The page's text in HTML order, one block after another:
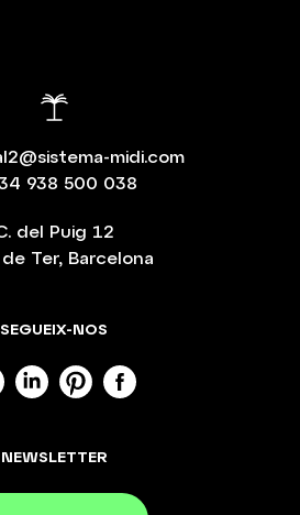
midi.com
938 500 038
SEGUEIX-NOS
NEWSLETTER
del Puig 12
de Ter, Barcelona